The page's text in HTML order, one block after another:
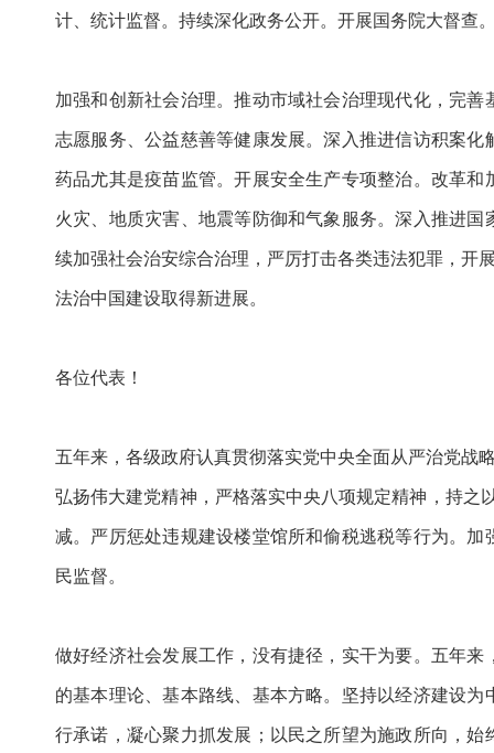
计、统计监督。持续深化政务公开。开展国务院大督查
加强和创新社会治理。推动市域社会治理现代化，完
志愿服务、公益慈善等健康发展。深入推进信访积案
药品尤其是疫苗监管。开展安全生产专项整治。改革
火灾、地质灾害、地震等防御和气象服务。深入推进
续加强社会治安综合治理，严厉打击各类违法犯罪，开
法治中国建设取得新进展。
各位代表！
五年来，各级政府认真贯彻落实党中央全面从严治党战
弘扬伟大建党精神，严格落实中央八项规定精神，持之
减。严厉惩处违规建设楼堂馆所和偷税逃税等行为。
民监督。
做好经济社会发展工作，没有捷径，实干为要。五年
的基本理论、基本路线、基本方略。坚持以经济建设
行承诺，凝心聚力抓发展；以民之所望为施政所向，